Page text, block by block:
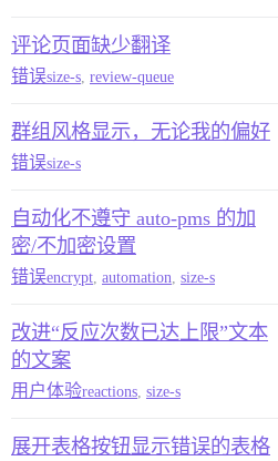
评论页面缺少翻译
错误size-s review-queue
群组风格显示，无论我的偏好
错误size-s
自动化不遵守 auto-pms 的加
密/不加密设置
错误encrypt automation size-s
改进“反应次数已达上限”文本
的文案
用户体验reactions size-s
展开表格按钮显示错误的表格